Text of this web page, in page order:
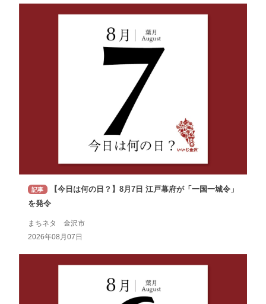
記事
【今日は何の日？】8月7日 江戸幕府が「一国一城令」
を発令
まちネタ 金沢市
2026年08月07日